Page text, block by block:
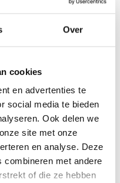
Over
cookies
en advertenties te
social media te bieden
Ook delen we
site met onze
en analyse. Deze
combineren met andere
of die ze hebben